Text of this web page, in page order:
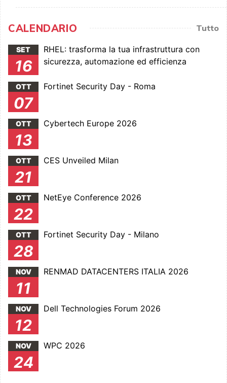
CALENDARIO Tutto
SET
16
RHEL: trasforma la tua infrastruttura con
sicurezza, automazione ed efficienza
OTT
07
Fortinet Security Day - Roma
OTT
13
Cybertech Europe 2026
OTT
21
CES Unveiled Milan
OTT
22
NetEye Conference 2026
OTT
28
Fortinet Security Day - Milano
NOV
11
RENMAD DATACENTERS ITALIA 2026
NOV
12
Dell Technologies Forum 2026
NOV
24
WPC 2026